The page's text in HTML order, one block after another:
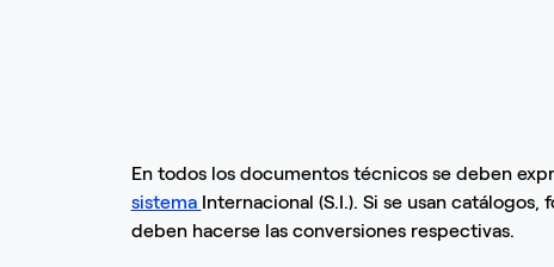
En todos los documentos técnicos se deben
sistema Internacional (S.I.). Si se usan
deben hacerse las conversiones respectivas.